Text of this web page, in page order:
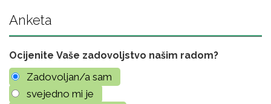
Anketa
Ocijenite Vaše zadovoljstvo našim radom?
Zadovoljan/a sam
svejedno mi je